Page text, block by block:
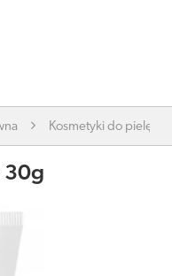
Kosmetyki do
30g